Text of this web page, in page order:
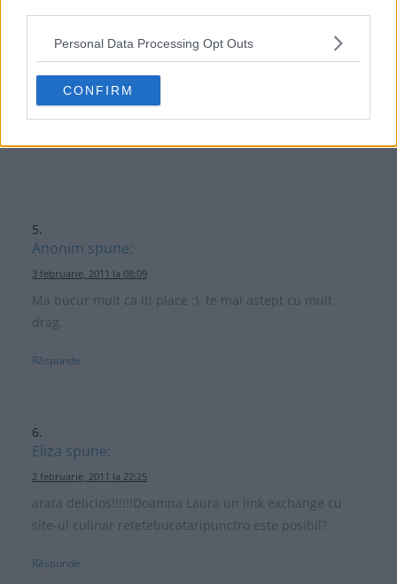
Personal Data Processing Opt Outs
CONFIRM
19 februarie, 2011 la 08:10
Ma bucur ca iti place, e o reteta rapida si
foarte gustoasa.
Anonim spune:
3 februarie, 2011 la 08:09
Ma bucur mult ca iti place :), te mai astept cu mult
drag.
Răspunde
Eliza spune:
2 februarie, 2011 la 22:25
arata delicios!!!!!!Doamna Laura un link exchange cu
site-ul culinar retetebucataripunctro este posibil?
Răspunde